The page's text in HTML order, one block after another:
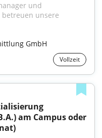
und
betreuen unsere
GmbH
Vollzeit
am Campus oder